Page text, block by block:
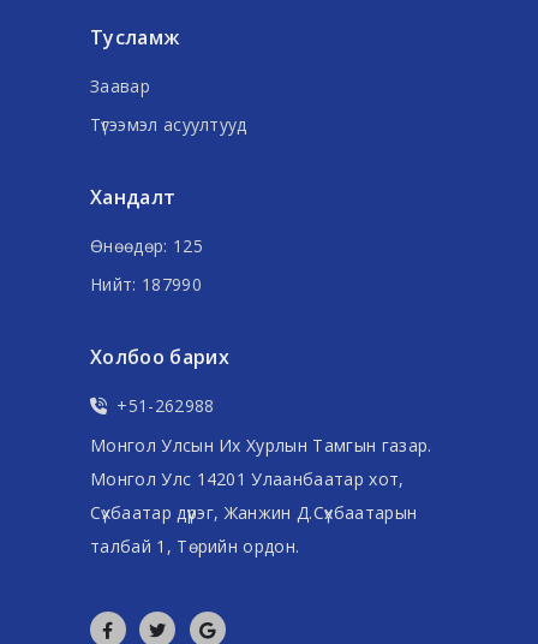
Тусламж
Заавар
Түгээмэл асуултууд
Хандалт
Өнөөдөр: 125
Нийт: 187990
Холбоо барих
+51-262988
Монгол Улсын Их Хурлын Тамгын газар.
Монгол Улс 14201 Улаанбаатар хот,
Сүхбаатар дүүрэг, Жанжин Д.Сүхбаатарын
талбай 1, Төрийн ордон.